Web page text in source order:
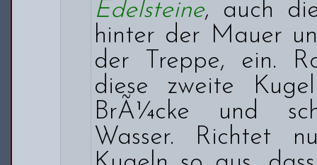
Edelsteine, auch
hinter der Mauer
der Treppe, ein.
diese zweite
BrÃ¼cke und
Wasser. Richtet